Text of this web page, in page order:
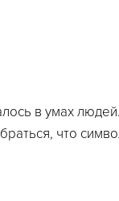
в умах
что